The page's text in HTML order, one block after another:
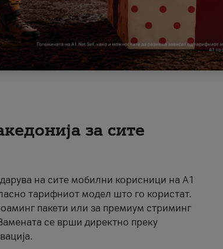
за сите
на сите мобилни корисници на A1
тарифниот модел што го користат.
пакети или за премиум стриминг
се врши директно преку